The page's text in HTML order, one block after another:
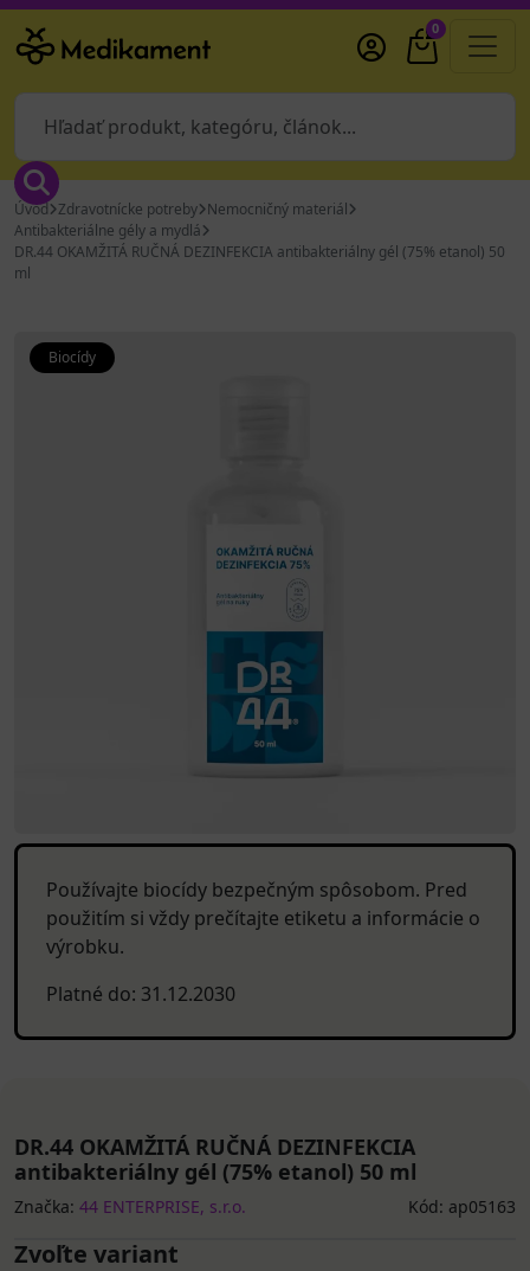
0
Úvod Zdravotnícke potreby Nemocničný materiál
Antibakteriálne gély a mydlá
DR.44 OKAMŽITÁ RUČNÁ DEZINFEKCIA antibakteriálny gél (75% etanol) 50
ml
Používajte biocídy bezpečným spôsobom. Pred
použitím si vždy prečítajte etiketu a informácie o
výrobku.
Platné do: 31.12.2030
Biocídy
DR.44 OKAMŽITÁ RUČNÁ DEZINFEKCIA
antibakteriálny gél (75% etanol) 50 ml
Značka: 44 ENTERPRISE, s.r.o. Kód: ap05163
Zvoľte variant